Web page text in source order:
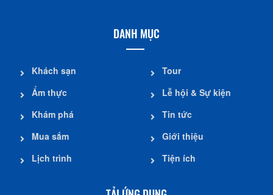
Khách sạn
Ẩm thực
Khám phá
Mua sắm
Tour
Lễ hội & Sự kiện
Tin tức
Giới thiệu